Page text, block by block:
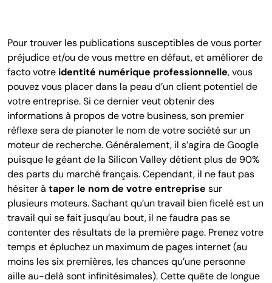
Pour trouver les publications susceptibles de vous porter
préjudice et/ou de vous mettre en défaut, et améliorer de
facto votre identité numérique professionnelle, vous
pouvez vous placer dans la peau d’un client potentiel de
votre entreprise. Si ce dernier veut obtenir des
informations à propos de votre business, son premier
réflexe sera de pianoter le nom de votre société sur un
moteur de recherche. Généralement, il s’agira de Google
puisque le géant de la Silicon Valley détient plus de 90%
des parts du marché français. Cependant, il ne faut pas
hésiter à taper le nom de votre entreprise sur
plusieurs moteurs. Sachant qu’un travail bien ficelé est un
travail qui se fait jusqu’au bout, il ne faudra pas se
contenter des résultats de la première page. Prenez votre
temps et épluchez un maximum de pages internet (au
moins les six premières, les chances qu’une personne
aille au-delà sont infinitésimales). Cette quête de longue